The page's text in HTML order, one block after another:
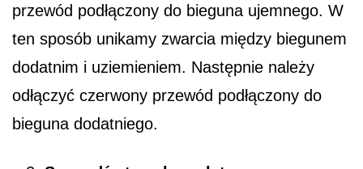
przewód podłączony do bieguna ujemnego. W
ten sposób unikamy zwarcia między biegunem
dodatnim i uziemieniem. Następnie należy
odłączyć czerwony przewód podłączony do
bieguna dodatniego.